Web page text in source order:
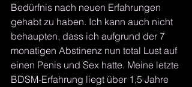
Bedürfnis nach neuen Erfahrungen
gehabt zu haben. Ich kann auch nicht
behaupten, dass ich aufgrund der 7
monatigen Abstinenz nun total Lust auf
einen Penis und Sex hatte. Meine letzte
BDSM-Erfahrung liegt über 1,5 Jahre